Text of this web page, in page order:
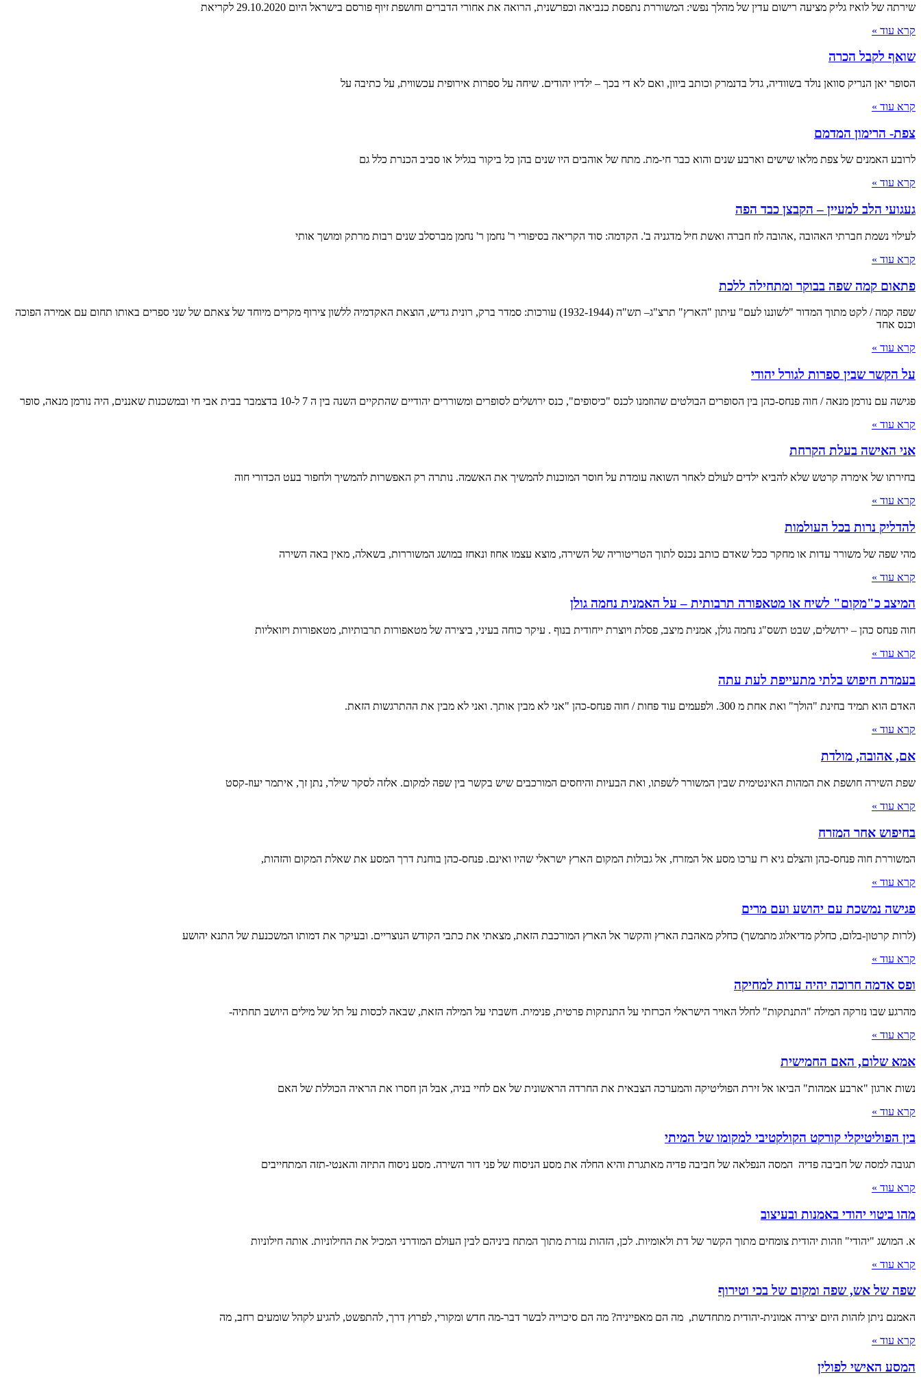
שירתה של לואיז גליק מציעה רישום עדין של מהלך נפשי: המשוררת נתפסת כנביאה וכפרשנית, הרואה את אחורי הדברים וחושפת זיוף פורסם בישראל היום 29.10.2020 לקריאת
קרא עוד »
שואף לקבל הכרה
הסופר יאן הנריק סוואן נולד בשוודיה, גדל בדנמרק וכותב ביוון, ואם לא די בכך – ילדיו יהודים. שיחה על ספרות אירופית עכשווית, על כתיבה על
קרא עוד »
צפת- הרימון המדמם
לרובע האמנים של צפת מלאו שישים וארבע שנים והוא כבר חי-מת. מתח של אוהבים היו שנים בהן כל ביקור בגליל או סביב הכנרת כלל גם
קרא עוד »
געגועי הלב למעיין – הקבצן כבד הפה
לעילוי נשמת חברתי האהובה ,אהובה לוז חברה ואשת חיל מדגניה ב'. הקדמה: סוד הקריאה בסיפורי ר' נחמן ר' נחמן מברסלב שנים רבות מרתק ומושך אותי
קרא עוד »
פתאום קמה שפה בבוקר ומתחילה ללכת
שפה קמה / לקט מתוך המדור "לשוננו לעם" עיתון "הארץ" תרצ"ג– תש"ה (1932-1944) עורכות: סמדר ברק, רונית גדיש, הוצאת האקדמיה ללשון צירוף מקרים מיוחד של צאתם של שני ספרים באותו תחום עם אמירה הפוכה
וכנס אחד
קרא עוד »
על הקשר שבין ספרות לגורל יהודי
פגישה עם נורמן מנאה / חוה פנחס-כהן בין הסופרים הבולטים שהוזמנו לכנס "כיסופים", כנס ירושלים לסופרים ומשוררים יהודיים שהתקיים השנה בין ה 7 ל-10 בדצמבר בבית אבי חי ובמשכנות שאננים, היה נורמן מנאה, סופר
קרא עוד »
אני האישה בעלת הקרחת
בחירתו של אימרה קרטש שלא להביא ילדים לעולם לאחר השואה עומדת על חוסר המוכנות להמשיך את האשמה. נותרה רק האפשרות להמשיך ולחפור בעט הכדורי חוה
קרא עוד »
להדליק נרות בכל העולמות
מהי שפה של משורר עדות או מחקר ככל שאדם כותב נכנס לתוך הטריטוריה של השירה, מוצא עצמו אחוז ונאחז במושג המשוררות, בשאלה, מאין באה השירה
קרא עוד »
המיצב כ"מקום" לשיח או מטאפורה תרבותית – על האמנית נחמה גולן
חוה פנחס כהן – ירושלים, שבט תשס"ג נחמה גולן, אמנית מיצב, פסלת ויוצרת ייחודית בנוף . עיקר כוחה בעיני, ביצירה של מטאפורות תרבותיות, מטאפורות ויזואליות
קרא עוד »
בעמדת חיפוש בלתי מתעייפת לעת עתה
האדם הוא תמיד בחינת "הולך" ואת אחת מ 300. ולפעמים עוד פחות / חוה פנחס-כהן "אני לא מבין אותך. ואני לא מבין את ההתרגשות הזאת.
קרא עוד »
אם, אהובה, מולדת
שפת השירה חושפת את המהות האינטימית שבין המשורר לשפתו, ואת הבעיות והיחסים המורכבים שיש בקשר בין שפה למקום. אלזה לסקר שילר, נתן זך, איתמר יעוז-קסט
קרא עוד »
בחיפוש אחר המזרח
המשוררת חוה פנחס-כהן והצלם גיא רז ערכו מסע אל המזרח, אל גבולות המקום הארץ ישראלי שהיו ואינם. פנחס-כהן בוחנת דרך המסע את שאלת המקום והזהות,
קרא עוד »
פגישה נמשכת עם יהושע ועם מרים
(לרות קרטון-בלום, כחלק מדיאלוג מתמשך) כחלק מאהבת הארץ והקשר אל הארץ המורכבת הזאת, מצאתי את כתבי הקודש הנוצריים. ובעיקר את דמותו המשכנעת של התנא יהושע
קרא עוד »
ופס אדמה חרוכה יהיה עדות למחיקה
מהרגע שבו נזרקה המילה "התנתקות" לחלל האויר הישראלי הכרזתי על התנתקות פרטית, פנימית. חשבתי על המילה הזאת, שבאה לכסות על תל של מילים היושב תחתיה-
קרא עוד »
אמא שלום, האם החמישית
נשות ארגון "ארבע אמהות" הביאו אל זירת הפוליטיקה והמערכה הצבאית את החרדה הראשונית של אם לחיי בניה, אבל הן חסרו את הראיה הכוללת של האם
קרא עוד »
בין הפוליטיקלי קורקט הקולקטיבי למקומו של המיתי
תגובה למסה של חביבה פדיה המסה הנפלאה של חביבה פדיה מאתגרת והיא החלה את מסע הניסוח של פני דור השירה. מסע ניסוח התיזה והאנטי-תזה המתחייבים
קרא עוד »
מהו ביטוי יהודי באמנות ובעיצוב
א. המושג "יהודי" וזהות יהודית צומחים מתוך הקשר של דת ולאומיות. לכן, הזהות נגזרת מתוך המתח ביניהם לבין העולם המודרני המכיל את החילוניות. אותה חילוניות
קרא עוד »
שפה של אש, שפה ומקום של בכי וטירוף
האמנם ניתן לזהות היום יצירה אמונית-יהודית מתחדשת, מה הם מאפייניה? מה הם סיכוייה לבשר דבר-מה חדש ומקורי, לפרוץ דרך, להתפשט, להגיע לקהל שומעים רחב, מה
קרא עוד »
המסע האישי לפולין